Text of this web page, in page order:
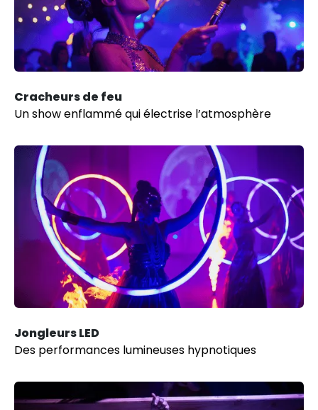
Cracheurs de feu
Un show enflammé qui électrise l’atmosphère
Jongleurs LED
Des performances lumineuses hypnotiques